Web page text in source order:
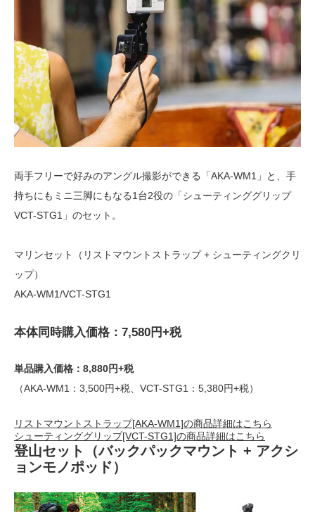
両手フリーで好みのアングル撮影ができる「AKA-WM1」と、手
持ちにもミニ三脚にもなる1台2役の「シューティンググリップ
VCT-STG1」のセット。
マリンセット（リストマウントストラップ + シューティングクリ
ップ）
AKA-WM1/VCT-STG1
本体同時購入価格：7,580円+税
単品購入価格：8,880円+税
（AKA-WM1：3,500円+税、VCT-STG1：5,380円+税）
リストマウントストラップ[AKA-WM1]の商品詳細はこちら
シューティンググリップ[VCT-STG1]の商品詳細はこちら
登山セット（バックパックマウント + アクシ
ョンモノポッド）